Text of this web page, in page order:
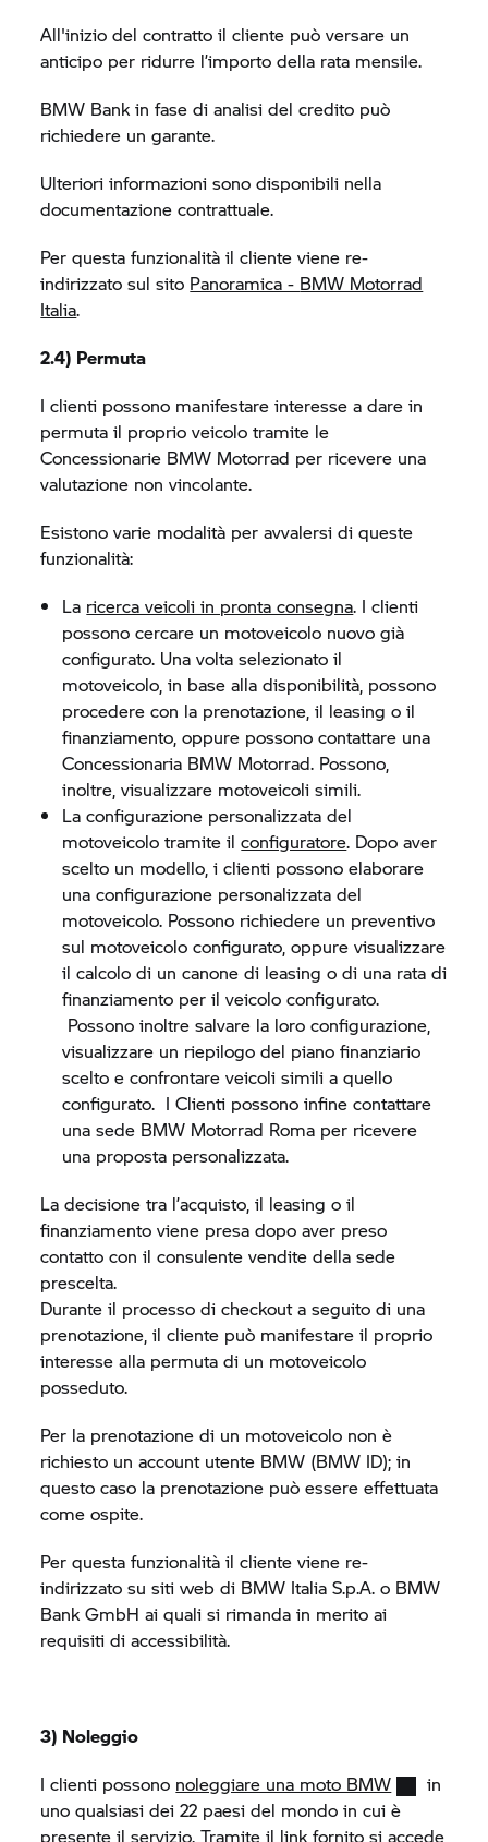
All'inizio del contratto il cliente può versare un
anticipo per ridurre l’importo della rata mensile.
BMW Bank in fase di analisi del credito può
richiedere un garante.
Ulteriori informazioni sono disponibili nella
documentazione contrattuale.
Per questa funzionalità il cliente viene re-
indirizzato sul sito Panoramica - BMW Motorrad
Italia.
2.4) Permuta
I clienti possono manifestare interesse a dare in
permuta il proprio veicolo tramite le
Concessionarie BMW Motorrad per ricevere una
valutazione non vincolante.
Esistono varie modalità per avvalersi di queste
funzionalità:
La ricerca veicoli in pronta consegna. I clienti
possono cercare un motoveicolo nuovo già
configurato. Una volta selezionato il
motoveicolo, in base alla disponibilità, possono
procedere con la prenotazione, il leasing o il
finanziamento, oppure possono contattare una
Concessionaria BMW Motorrad. Possono,
inoltre, visualizzare motoveicoli simili.
La configurazione personalizzata del
motoveicolo tramite ilconfiguratore. Dopo aver
scelto un modello, i clienti possono elaborare
una configurazione personalizzata del
motoveicolo. Possono richiedere un preventivo
sul motoveicolo configurato, oppure visualizzare
il calcolo di un canone di leasing o di una rata di
finanziamento per il veicolo configurato.
Possono inoltre salvare la loro configurazione,
visualizzare un riepilogo del piano finanziario
scelto e confrontare veicoli simili a quello
configurato. I Clienti possono infine contattare
una sede BMW Motorrad Roma per ricevere
una proposta personalizzata.
La decisione tra l’acquisto, il leasing o il
finanziamento viene presa dopo aver preso
contatto con il consulente vendite della sede
prescelta.
Durante il processo di checkout a seguito di una
prenotazione, il cliente può manifestare il proprio
interesse alla permuta di un motoveicolo
posseduto.
Per la prenotazione di un motoveicolo non è
richiesto un account utente BMW (BMW ID); in
questo caso la prenotazione può essere effettuata
come ospite.
Per questa funzionalità il cliente viene re-
indirizzato su siti web di BMW Italia S.p.A. o BMW
Bank GmbH ai quali si rimanda in merito ai
requisiti di accessibilità.
3) Noleggio
I clienti possono noleggiare una moto BMW
in
uno qualsiasi dei 22 paesi del mondo in cui è
presente il servizio. Tramite il link fornito si accede